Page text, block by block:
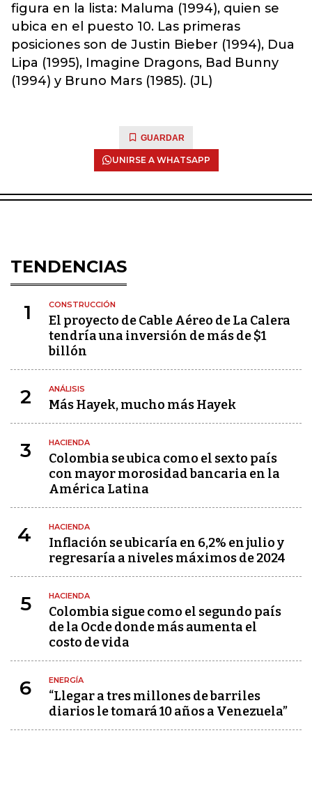
figura en la lista: Maluma (1994), quien se
ubica en el puesto 10. Las primeras
posiciones son de Justin Bieber (1994), Dua
Lipa (1995), Imagine Dragons, Bad Bunny
(1994) y Bruno Mars (1985). (JL)
GUARDAR
UNIRSE A WHATSAPP
TENDENCIAS
1 CONSTRUCCIÓN
El proyecto de Cable Aéreo de La Calera
tendría una inversión de más de $1
billón
2 ANÁLISIS
Más Hayek, mucho más Hayek
3 HACIENDA
Colombia se ubica como el sexto país
con mayor morosidad bancaria en la
América Latina
4 HACIENDA
Inflación se ubicaría en 6,2% en julio y
regresaría a niveles máximos de 2024
5 HACIENDA
Colombia sigue como el segundo país
de la Ocde donde más aumenta el
costo de vida
6 ENERGÍA
“Llegar a tres millones de barriles
diarios le tomará 10 años a Venezuela”